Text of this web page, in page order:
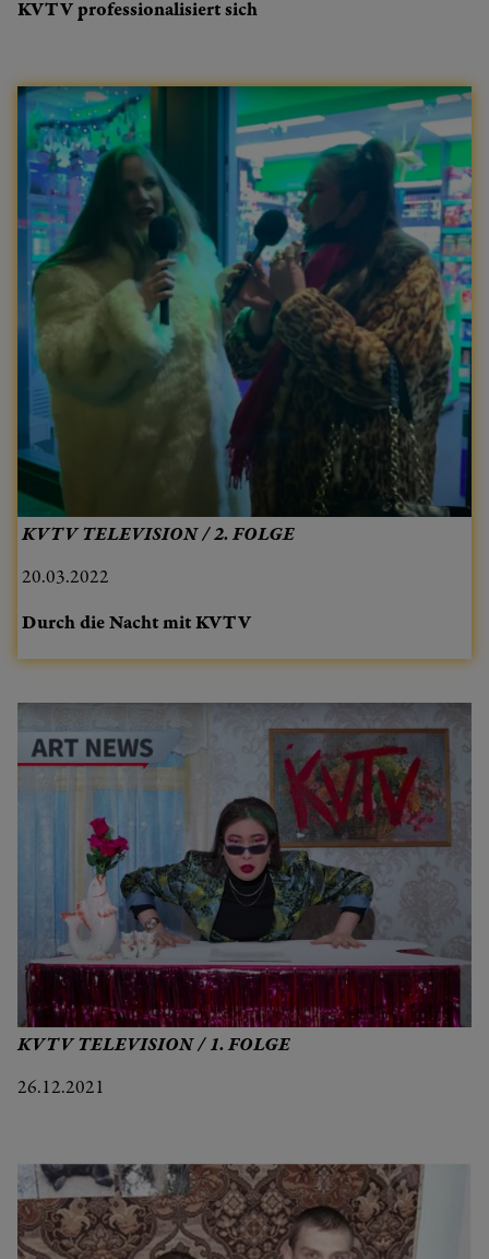
KVTV professionalisiert sich
KVTV TELEVISION / 2. FOLGE
20.03.2022
Durch die Nacht mit KVTV
KVTV TELEVISION / 1. FOLGE
26.12.2021